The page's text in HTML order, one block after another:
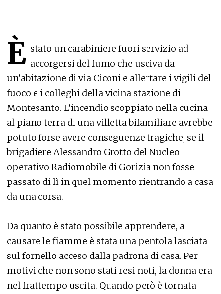
È stato un carabiniere fuori servizio ad
accorgersi del fumo che usciva da
un’abitazione di via Ciconi e allertare i vigili del
fuoco e i colleghi della vicina stazione di
Montesanto. L’incendio scoppiato nella cucina
al piano terra di una villetta bifamiliare avrebbe
potuto forse avere conseguenze tragiche, se il
brigadiere Alessandro Grotto del Nucleo
operativo Radiomobile di Gorizia non fosse
passato di lì in quel momento rientrando a casa
da una corsa.
Da quanto è stato possibile apprendere, a
causare le fiamme è stata una pentola lasciata
sul fornello acceso dalla padrona di casa. Per
motivi che non sono stati resi noti, la donna era
nel frattempo uscita. Quando però è tornata